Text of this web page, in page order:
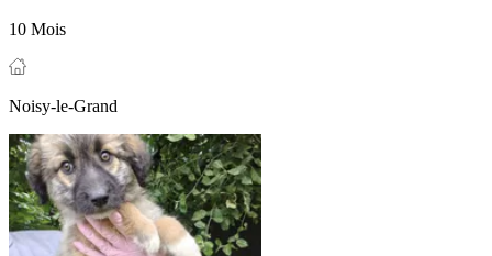
10 Mois
Noisy-le-Grand